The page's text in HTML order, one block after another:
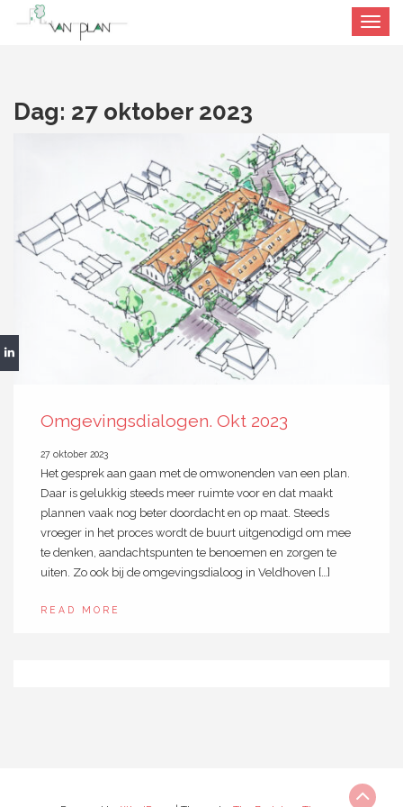
Toggle
Dag: 27 oktober 2023
Omgevingsdialogen. Okt 2023
27 oktober 2023
Het gesprek aan gaan met de omwonenden van een plan.
Daar is gelukkig steeds meer ruimte voor en dat maakt
plannen vaak nog beter doordacht en op maat. Steeds
vroeger in het proces wordt de buurt uitgenodigd om mee
te denken, aandachtspunten te benoemen en zorgen te
uiten. Zo ook bij de omgevingsdialoog in Veldhoven […]
READ MORE